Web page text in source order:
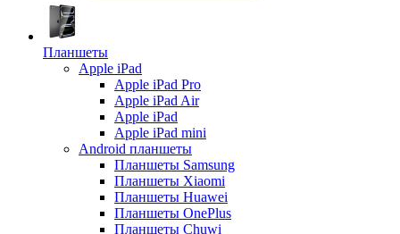
Планшеты
Apple iPad
Apple iPad Pro
Apple iPad Air
Apple iPad
Apple iPad mini
Android планшеты
Планшеты Samsung
Планшеты Xiaomi
Планшеты Huawei
Планшеты OnePlus
Планшеты Chuwi